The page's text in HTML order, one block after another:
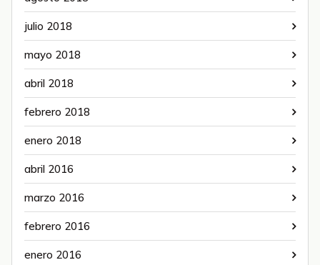
julio 2018
mayo 2018
abril 2018
febrero 2018
enero 2018
abril 2016
marzo 2016
febrero 2016
enero 2016